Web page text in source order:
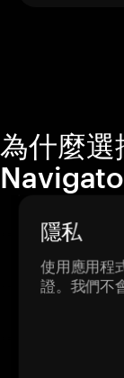
為什麼
隱私
使用應用程
證。我們不